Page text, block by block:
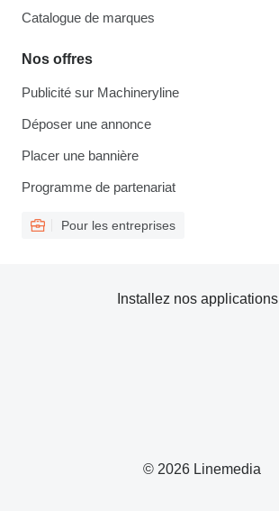
Catalogue de marques
Nos offres
Publicité sur Machineryline
Déposer une annonce
Placer une bannière
Programme de partenariat
Pour les entreprises
© 2026 Linemedia
Installez nos applications